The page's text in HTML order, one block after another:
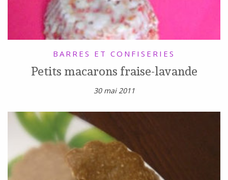
BARRES ET CONFISERIES
Petits macarons fraise-lavande
30 mai 2011